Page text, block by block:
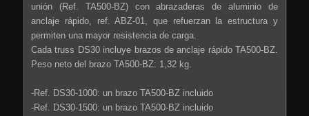
unión (Ref. TA500-BZ) con abrazaderas de aluminio de
anclaje rápido, ref. ABZ-01, que refuerzan la estructura y
permiten una mayor resistencia de carga.
Cada truss DS30 incluye brazos de anclaje rápido TA500-BZ.
Peso neto del brazo TA500-BZ: 1,32 kg.
-Ref. DS30-1000: un brazo TA500-BZ incluido
-Ref. DS30-1500: un brazo TA500-BZ incluido